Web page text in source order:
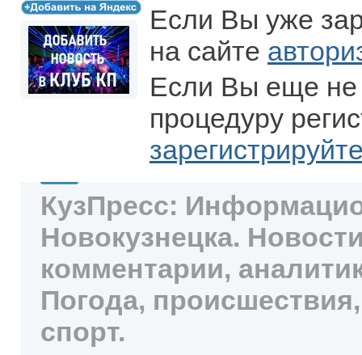
Если Вы уже
на сайте
Если Вы еще не
процедуру
КузПресс:
Новокузнецка.
комментарии,
Погода,
спорт.